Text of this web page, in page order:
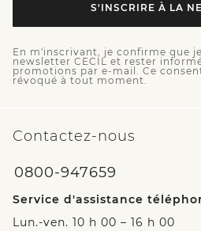
S'INSCRIRE À LA
En m'inscrivant, je confirme que
newsletter CECIL et rester
promotions par e-mail. Ce
révoqué à tout moment.
Contactez-nous
0800-947659
Service d'assistance
Lun.-ven. 10 h 00 – 16 h 00